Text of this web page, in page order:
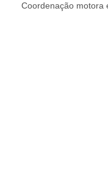
Coordenação